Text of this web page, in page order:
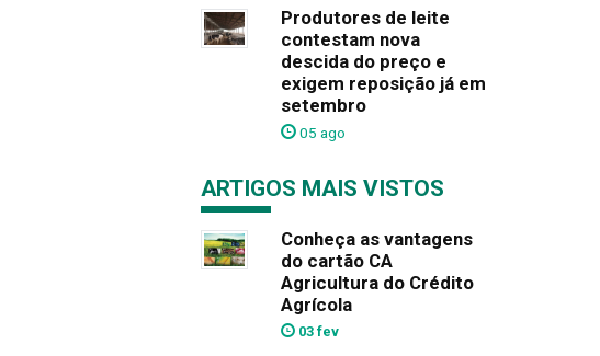
Produtores de leite
contestam nova
descida do preço e
exigem reposição já em
setembro
05 ago
ARTIGOS MAIS VISTOS
Conheça as vantagens
do cartão CA
Agricultura do Crédito
Agrícola
03 fev